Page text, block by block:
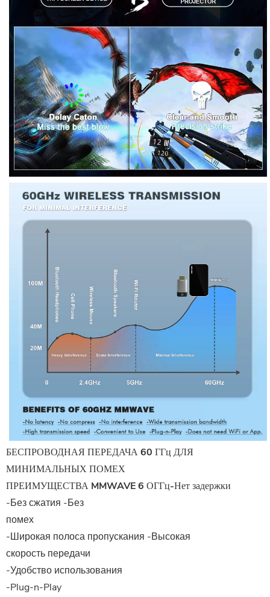
БЕСПРОВОДНАЯ ПЕРЕДАЧА 60 ГГц ДЛЯ
МИНИМАЛЬНЫХ ПОМЕХ
ПРЕИМУЩЕСТВА MMWAVE 6 ОГГц-Нет задержки
-Без сжатия -Без
помех
-Широкая полоса пропускания -Высокая
скорость передачи
-Удобство использования
-Plug-n-Play